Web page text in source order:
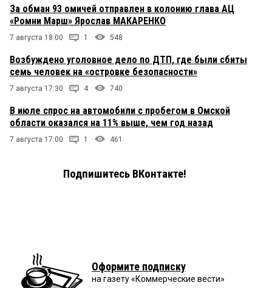
За обман 93 омичей отправлен в колонию глава АЦ
«Ромни Марш» Ярослав МАКАРЕНКО
7 августа 18:00 1 548
Возбуждено уголовное дело по ДТП, где были сбиты
семь человек на «островке безопасности»
7 августа 17:30 4 740
В июле спрос на автомобили с пробегом в Омской
области оказался на 11% выше, чем год назад
7 августа 17:00 1 461
Подпишитесь ВКонтакте!
Оформите подписку
на газету «Коммерческие вести»